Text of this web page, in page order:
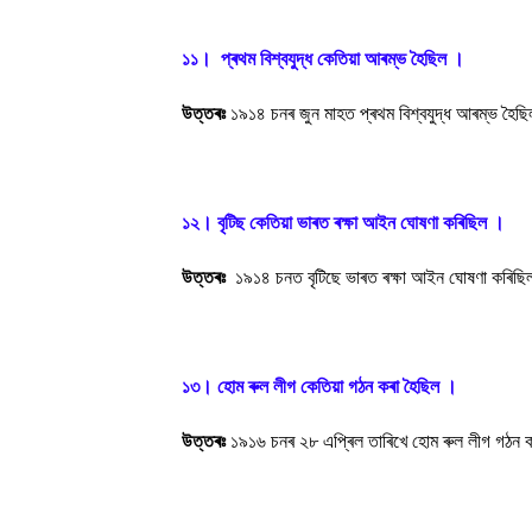
১১। প্ৰথম বিশ্বযুদ্ধ কেতিয়া আৰম্ভ হৈছিল ।
উত্তৰঃ১৯১৪ চনৰ জুন মাহত প্ৰথম বিশ্বযুদ্ধ আৰম্ভ
১২। বৃটিছ কেতিয়া ভাৰত ৰক্ষা আইন ঘোষণা কৰিছিল ।
উত্তৰঃ ১৯১৪ চনত বৃটিছে ভাৰত ৰক্ষা আইন ঘোষণা
১৩। হোম ৰুল লীগ কেতিয়া গঠন কৰা হৈছিল ।
উত্তৰঃ১৯১৬ চনৰ ২৮ এপ্ৰিল তাৰিখে হোম ৰুল লীগ গঠন